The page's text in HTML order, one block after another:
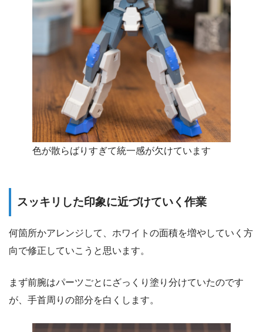
色が散らばりすぎて統一感が欠けています
スッキリした印象に近づけていく作業
何箇所かアレンジして、ホワイトの面積を増やしていく方
向で修正していこうと思います。
まず前腕はパーツごとにざっくり塗り分けていたのです
が、手首周りの部分を白くします。